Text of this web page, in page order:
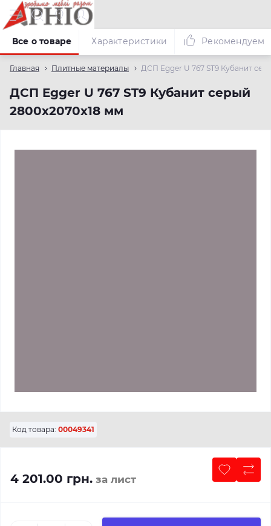
Главная Плитные материалы ДСП Egger U 767 ST9 Кубанит
ДСП Egger U 767 ST9 Кубанит серый
2800х2070х18 мм
Все о товаре Характеристики Рекомендуем
Код товара: 00049341
4 201.00 грн. за лист